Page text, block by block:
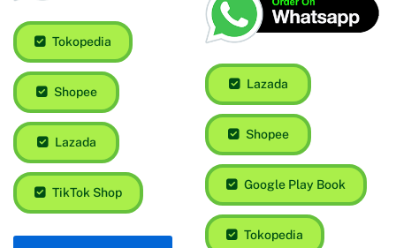
Tokopedia
Shopee
Lazada
TikTok Shop
Lazada
Shopee
Google Play Book
Tokopedia